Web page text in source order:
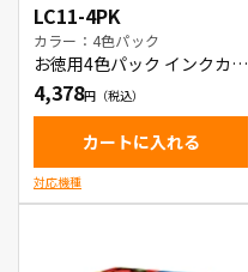
LC11-4PK
カラー：4色パック
お徳用4色パック インクカー
トリッジ
4,378
カートに入れる
対応機種